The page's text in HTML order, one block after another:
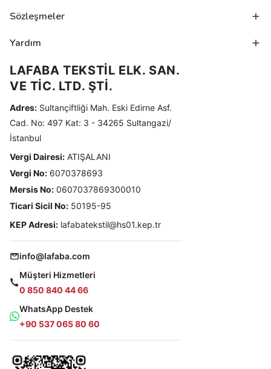
Sözleşmeler
Yardım
LAFABA TEKSTİL ELK. SAN.
VE TİC. LTD. ŞTİ.
Adres: Sultançiftliği Mah. Eski Edirne Asf.
Cad. No: 497 Kat: 3 - 34265 Sultangazi/
İstanbul
Vergi Dairesi: ATIŞALANI
Vergi No: 6070378693
Mersis No: 0607037869300010
Ticari Sicil No: 50195-95
KEP Adresi: lafabatekstil@hs01.kep.tr
info@lafaba.com
Müşteri Hizmetleri
0 850 840 44 66
WhatsApp Destek
+90 537 065 80 60